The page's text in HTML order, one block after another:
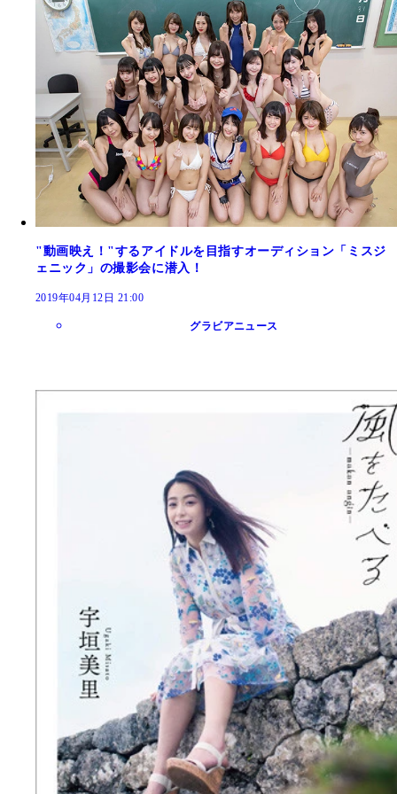
"動画映え！"するアイドルを目指すオーディション「ミスジ
ェニック」の撮影会に潜入！
2019年04月12日 21:00
グラビアニュース